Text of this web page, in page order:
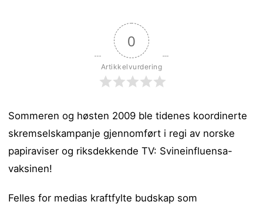
0
Artikkelvurdering
Sommeren og høsten 2009 ble tidenes koordinerte
skremselskampanje gjennomført i regi av norske
papiraviser og riksdekkende TV: Svineinfluensa-
vaksinen!
Felles for medias kraftfylte budskap som